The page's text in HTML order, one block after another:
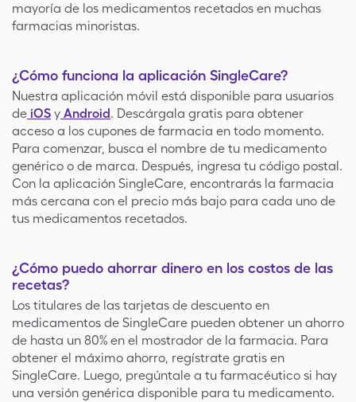
mayoría de los medicamentos recetados en muchas
farmacias minoristas.
¿Cómo funciona la aplicación SingleCare?
Nuestra aplicación móvil está disponible para usuarios
de iOS y Android. Descárgala gratis para obtener
acceso a los cupones de farmacia en todo momento.
Para comenzar, busca el nombre de tu medicamento
genérico o de marca. Después, ingresa tu código postal.
Con la aplicación SingleCare, encontrarás la farmacia
más cercana con el precio más bajo para cada uno de
tus medicamentos recetados.
¿Cómo puedo ahorrar dinero en los costos de las
recetas?
Los titulares de las tarjetas de descuento en
medicamentos de SingleCare pueden obtener un ahorro
de hasta un 80% en el mostrador de la farmacia. Para
obtener el máximo ahorro, regístrate gratis en
SingleCare. Luego, pregúntale a tu farmacéutico si hay
una versión genérica disponible para tu medicamento.